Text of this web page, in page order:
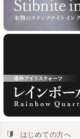
はじめての方へ